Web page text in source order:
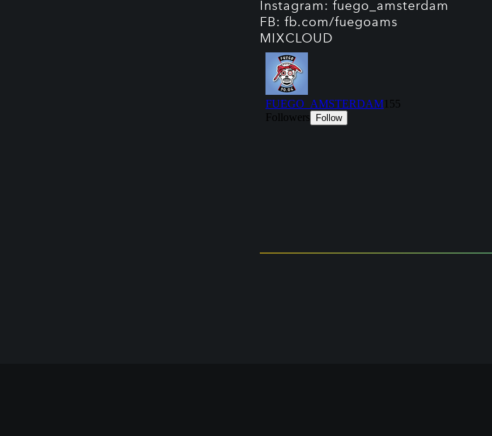
Instagram: fuego_amsterdam
FB: fb.com/fuegoams
MIXCLOUD